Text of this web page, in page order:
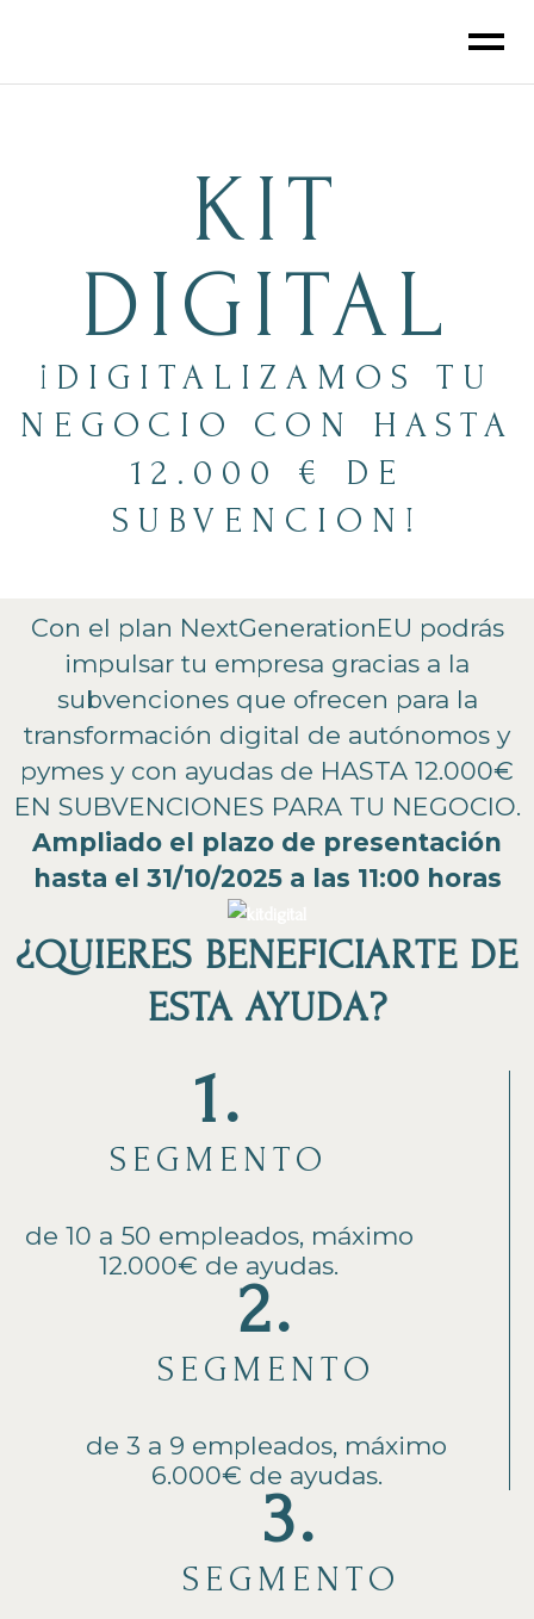
KIT
DIGITAL
¡DIGITALIZAMOS TU
NEGOCIO CON HASTA
12.000 € DE
SUBVENCION!
Con el plan NextGenerationEU podrás
impulsar tu empresa gracias a la
subvenciones que ofrecen para la
transformación digital de autónomos y
pymes y con ayudas de HASTA 12.000€
EN SUBVENCIONES PARA TU NEGOCIO.
Ampliado el plazo de presentación
hasta el 31/10/2025 a las 11:00 horas
¿QUIERES BENEFICIARTE DE
ESTA AYUDA?
1.
SEGMENTO
de 10 a 50 empleados, máximo
12.000€ de ayudas.
2.
SEGMENTO
de 3 a 9 empleados, máximo
6.000€ de ayudas.
3.
SEGMENTO